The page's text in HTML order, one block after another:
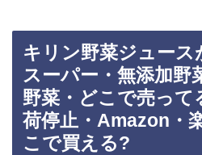
キリン野菜ジュー
スーパー・無添加野
野菜・どこで売って
荷停止・Amazon・
こで買える?